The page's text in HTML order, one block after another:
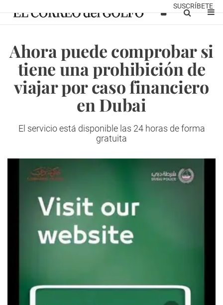
SUSCRÍBETE
Ahora puede comprobar si
tiene una prohibición de
viajar por caso financiero
en Dubai
El servicio está disponible las 24 horas de forma
gratuita